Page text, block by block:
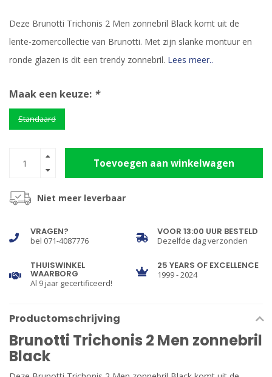
Deze Brunotti Trichonis 2 Men zonnebril Black komt uit de
lente-zomercollectie van Brunotti. Met zijn slanke montuur en
ronde glazen is dit een trendy zonnebril. Lees meer..
Maak een keuze: *
Standaard
Toevoegen aan winkelwagen
Niet meer leverbaar
VRAGEN?
bel 071-4087776
VOOR 13:00 UUR BESTELD
Dezelfde dag verzonden
THUISWINKEL
WAARBORG
Al 9 jaar gecertificeerd!
25 YEARS OF EXCELLENCE
1999 - 2024
Productomschrijving
Brunotti Trichonis 2 Men zonnebril
Black